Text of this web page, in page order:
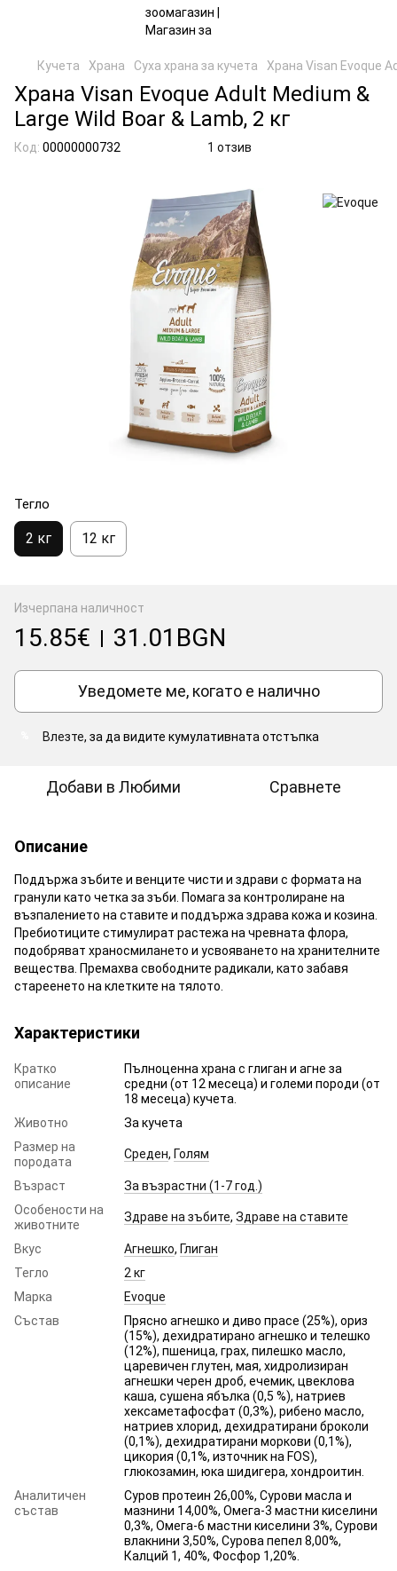
Кучета Храна Суха храна за кучета Храна Visan Evoque
Храна Visan Evoque Adult Medium &
Large Wild Boar & Lamb, 2 кг
Код: 00000000732 1 отзив
Тегло
2 кг 12 кг
Изчерпана наличност
15.85€ | 31.01BGN
Уведомете ме, когато е налично
Влезте, за да видите кумулативната отстъпка
Добави в Любими Сравнете
Описание
Поддържа зъбите и венците чисти и здрави с формата на
гранули като четка за зъби. Помага за контролиране на
възпалението на ставите и поддържа здрава кожа и козина.
Пребиотиците стимулират растежа на чревната флора,
подобряват храносмилането и усвояването на хранителните
вещества. Премахва свободните радикали, като забавя
стареенето на клетките на тялото.
Характеристики
Кратко
описание
Пълноценна храна с глиган и агне за
средни (от 12 месеца) и големи породи (от
18 месеца) кучета.
Животно
За кучета
Размер на
породата
Среден, Голям
Възраст
За възрастни (1-7 год.)
Особености на
животните
Здраве на зъбите, Здраве на ставите
Вкус Агнешко, Глиган
Тегло
2 кг
Марка
Evoque
Състав
Прясно агнешко и диво прасе (25%), ориз
(15%), дехидратирано агнешко и телешко
(12%), пшеница, грах, пилешко масло,
царевичен глутен, мая, хидролизиран
агнешки черен дроб, ечемик, цвеклова
каша, сушена ябълка (0,5 %), натриев
хексаметафосфат (0,3%), рибено масло,
натриев хлорид, дехидратирани броколи
(0,1%), дехидратирани моркови (0,1%),
цикория (0,1%, източник на FOS),
глюкозамин, юка шидигера, хондроитин.
Аналитичен
състав
Суров протеин 26,00%, Сурови масла и
мазнини 14,00%, Омега-3 мастни киселини
0,3%, Омега-6 мастни киселини 3%, Сурови
влакнини 3,50%, Сурова пепел 8,00%,
Калций 1, 40%, Фосфор 1,20%.